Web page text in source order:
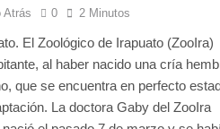
Atrás 0 2 Minutos
El Zoológico de Irapuato (ZooIra)
al haber nacido una cría
que se encuentra en perfecto
La doctora Gaby del ZooIra